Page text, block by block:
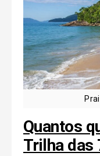
Quantos
Trilha das